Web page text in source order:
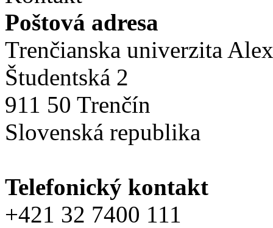
Poštová adresa
Trenčianska univerzita
Študentská 2
911 50 Trenčín
Slovenská republika
Telefonický kontakt
+421 32 7400 111